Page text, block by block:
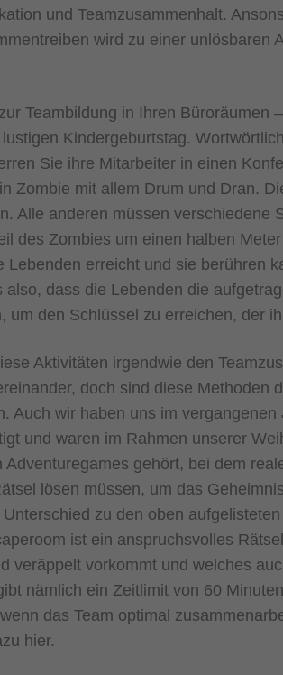
und Teamzusammenhalt.
wird zu einer unlösbaren
Teambildung in Ihren Büroräumen
Kindergeburtstag.
Sie ihre Mitarbeiter in einen
Zombie mit allem Drum und Dran.
Alle anderen müssen verschiedene
des Zombies um einen halben
Lebenden erreicht und sie berühren
dass die Lebenden die
um den Schlüssel zu erreichen, der
Aktivitäten irgendwie den
doch sind diese Methoden
Auch wir haben uns im
und waren im Rahmen unserer
Adventuregames gehört, bei dem
lösen müssen, um das
zu den oben
ist ein anspruchsvolles
veräppelt vorkommt und welches
nämlich ein Zeitlimit von 60
das Team optimal
hier.